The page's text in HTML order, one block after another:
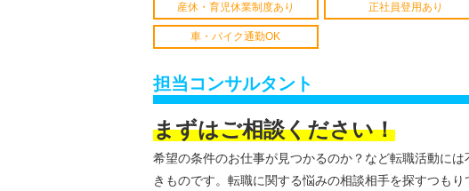
産休・育児休業制度あり 正社員登用あり
車・バイク通勤OK
担当コンサルタント
まずはご相談ください！
希望の条件のお仕事が見つかるのか？など転職活動には
きものです。転職に関する悩みの相談相手を探すつもり